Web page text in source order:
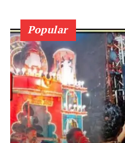
Popular